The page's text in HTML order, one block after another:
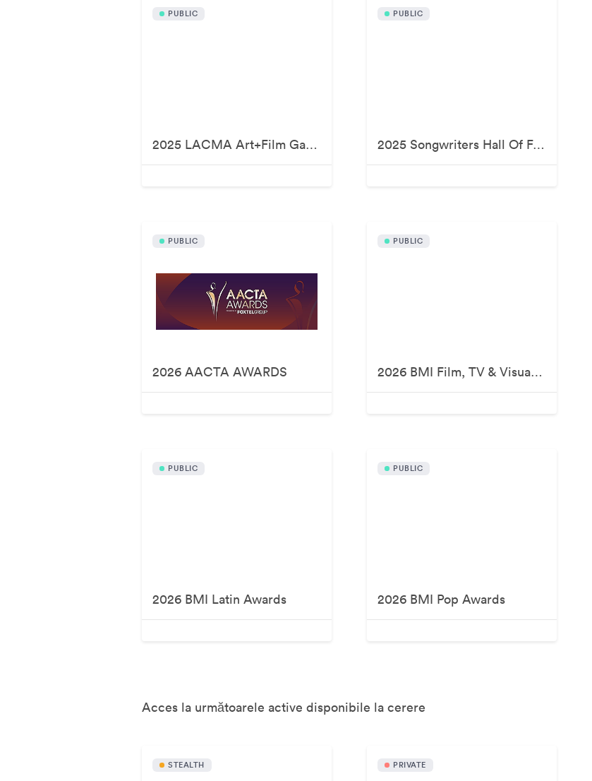
PUBLIC
2025 LACMA Art+Film Gala, Presented By Gucci
PUBLIC
2025 Songwriters Hall Of Fame Induction Ceremony
PUBLIC
2026 AACTA AWARDS
PUBLIC
2026 BMI Film, TV & Visual Media Awards
PUBLIC
2026 BMI Latin Awards
PUBLIC
2026 BMI Pop Awards
Acces la următoarele active disponibile la cerere
STEALTH PRIVATE